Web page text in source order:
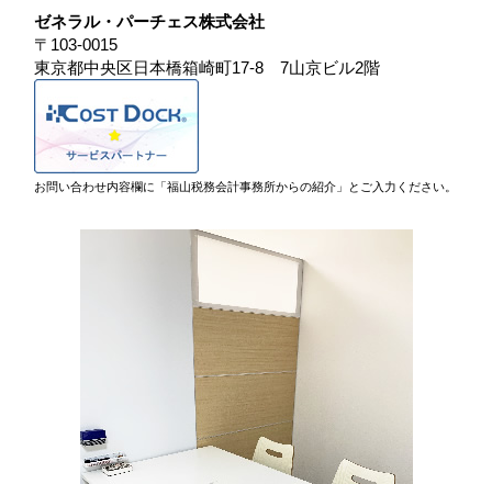
ゼネラル・パーチェス株式会社
〒103-0015
東京都中央区日本橋箱崎町17-8 7山京ビル2階
お問い合わせ内容欄に「福山税務会計事務所からの紹介」とご入力ください。